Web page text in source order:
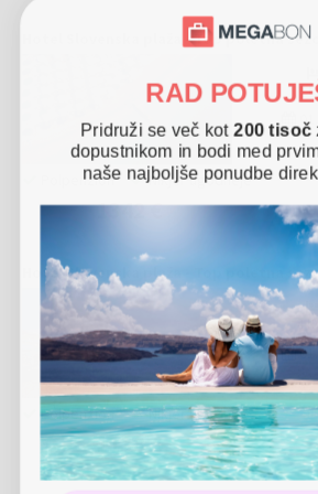
Hotel Slovenska plaža - Top poletna
7
1342 €
Polpenzion Nikjer ugodneje
Hotel Slovenska plaža - Top poletna
1138 €
Polpenzion Nikjer ugodneje
RAD
Pridruži se več kot200 tisoč
dopustnikom in bodi med
naše najboljše ponudbe